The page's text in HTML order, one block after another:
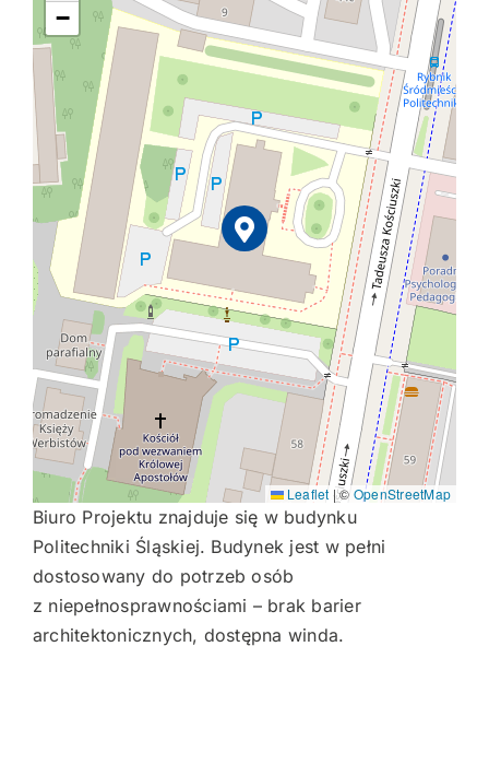
−
Leaflet |© OpenStreetMap
Biuro Projektu znajduje się w budynku
Politechniki Śląskiej. Budynek jest w pełni
dostosowany do potrzeb osób
z niepełnosprawnościami – brak barier
architektonicznych, dostępna winda.